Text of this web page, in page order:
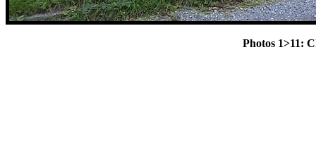
Photos 1>11: